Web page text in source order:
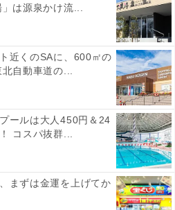
の両方が必要（出典：
「なぜ？ どうして？」の伸ばし方』）
は源泉かけ流...
近くのSAに、600㎡の
自動車道の...
ールは大人450円＆24
コスパ抜群...
まずは金運を上げてか